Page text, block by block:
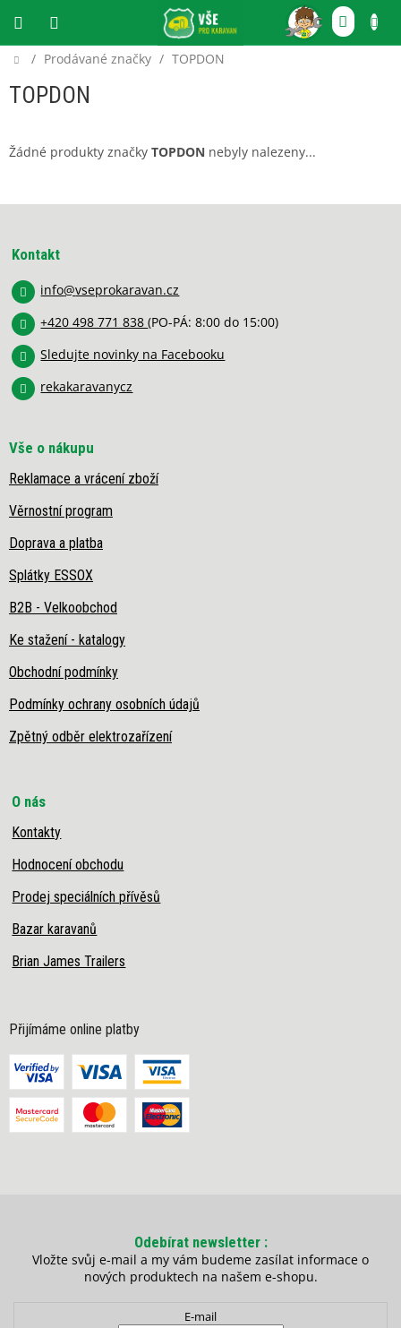
obsah
CZK
Domů
/ Prodávané značky / TOPDON
TOPDON
Žádné produkty značky TOPDON nebyly nalezeny...
Kontakt
info@vseprokaravan.cz
+420 498 771 838(PO-PÁ: 8:00 do 15:00)
Sledujte novinky na Facebooku
rekakaravanycz
Vše o nákupu
Reklamace a vrácení zboží
Věrnostní program
Doprava a platba
Splátky ESSOX
B2B - Velkoobchod
Ke stažení - katalogy
Obchodní podmínky
Podmínky ochrany osobních údajů
Zpětný odběr elektrozařízení
O nás
Kontakty
Hodnocení obchodu
Prodej speciálních přívěsů
Bazar karavanů
Brian James Trailers
Přijímáme online platby
Odebírat newsletter
Vložte svůj e-mail a my vám budeme zasílat informace o
nových produktech na našem e-shopu.
E-mail